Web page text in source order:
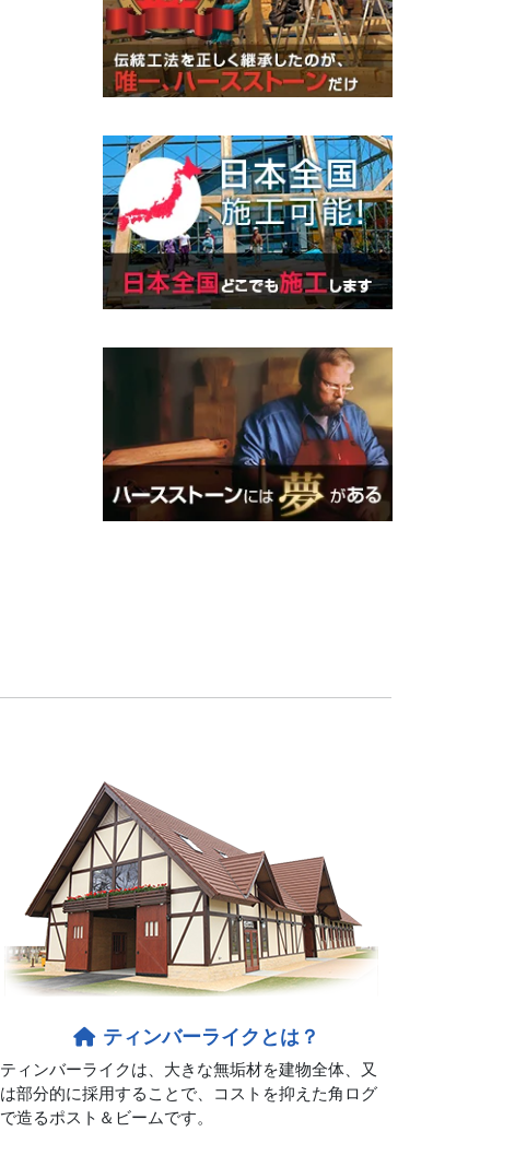
ティンバーライクとは？
ティンバーライクは、大きな無垢材を建物全体、又
は部分的に採用することで、コストを抑えた角ログ
で造るポスト＆ビームです。